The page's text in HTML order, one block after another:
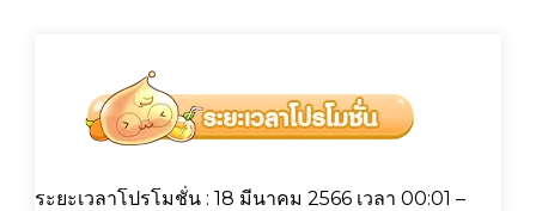
ระยะเวลาโปรโมชั่น : 18 มีนาคม 2566 เวลา 00:01 –